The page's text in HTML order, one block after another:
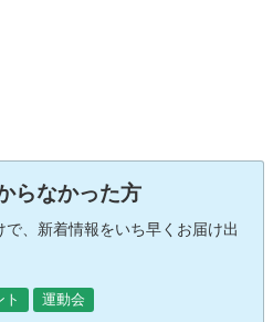
らなかった方
、新着情報をいち早くお届け出
ト 運動会